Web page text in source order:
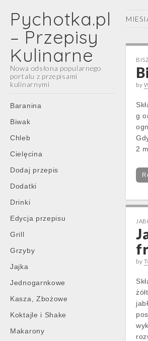
Pychotka.pl
– Przepisy
Kulinarne
Nowa odsłona popularnego
portalu z przepisami
kulinarnymi
Main
menu
Skip
content
Baranina
Biwak
Chleb
Cielęcina
Dodaj przepis
Dodatki
Drinki
Edycja przepisu
Grill
Grzyby
Jajka
Jednogarnkowe
Kasza, Zbożowe
Koktajle i Shake
Makarony
by
g
2
by